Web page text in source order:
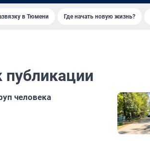
в Тюмени Где начать новую жизнь?
публикации
человека